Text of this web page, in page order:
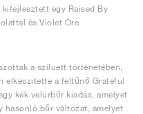
egy Raised By
és Violet Ore
a sziluett történetében,
elkészítette a feltűnő Grateful
kék velúrbőr kiadás, amelyet
hasonló bőr változat, amelyet